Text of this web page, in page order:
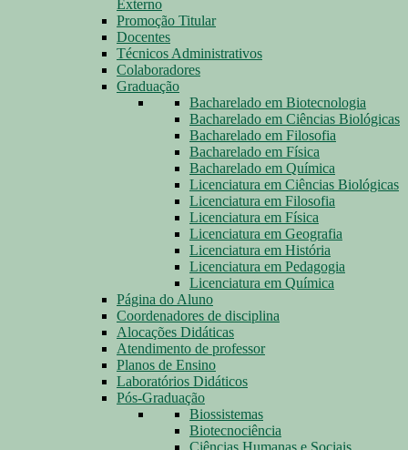
Externo
Promoção Titular
Docentes
Técnicos Administrativos
Colaboradores
Graduação
Bacharelado em Biotecnologia
Bacharelado em Ciências Biológicas
Bacharelado em Filosofia
Bacharelado em Física
Bacharelado em Química
Licenciatura em Ciências Biológicas
Licenciatura em Filosofia
Licenciatura em Física
Licenciatura em Geografia
Licenciatura em História
Licenciatura em Pedagogia
Licenciatura em Química
Página do Aluno
Coordenadores de disciplina
Alocações Didáticas
Atendimento de professor
Planos de Ensino
Laboratórios Didáticos
Pós-Graduação
Biossistemas
Biotecnociência
Ciências Humanas e Sociais